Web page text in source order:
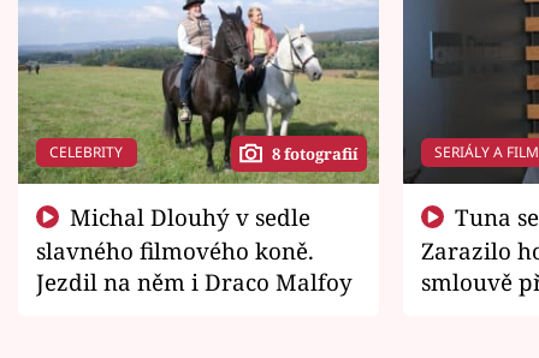
CELEBRITY 8 fotografií
slavného filmového koně.
Jezdil na něm i Draco Malfoy
SERIÁLY A
Zarazilo
smlouvě